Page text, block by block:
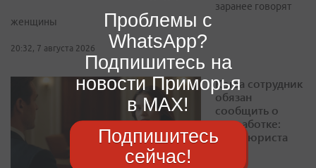
заранее говорят
женщины
20:32, 7 августа 2026
Когда сотрудник
обязан
сообщить о
подработке:
ответ юриста
Проблемы с
WhatsApp?
Подпишитесь на
новости Приморья
в MAX!
Подпишитесь
сейчас!